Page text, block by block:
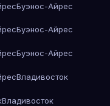
Буэнос-Айрес
Буэнос-Айрес
Буэнос-Айрес
Владивосток
Владивосток